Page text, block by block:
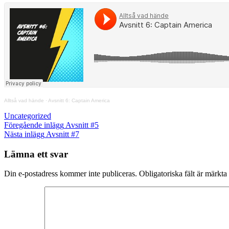
Alltså vad hände · Avsnitt 6: Captain America
Kategorier
Uncategorized
Inläggsnavigering
Föregående
inlägg
Föregående inlägg Avsnitt #5
Nästa
Nästa inlägg Avsnitt #7
Lämna ett svar
Din e-postadress kommer inte publiceras. Obligatoriska fält är märkta